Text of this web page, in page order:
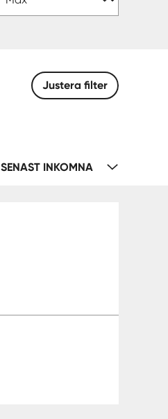
Justera filter
SENAST INKOMNA